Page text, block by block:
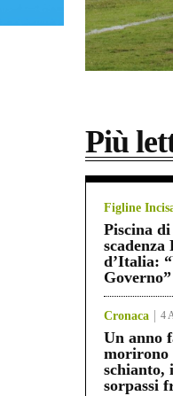
Più
Figline
Piscina
d’Italia:
Governo”
Cronaca 4
Un anno
morirono
schianto,
sorpassi